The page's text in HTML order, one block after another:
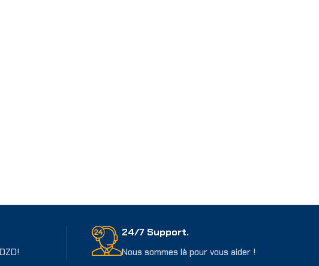
24/7 Support.
Nous sommes là pour vous aider !